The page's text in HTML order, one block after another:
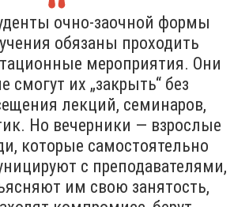
очно-заочной формы
обязаны проходить
мероприятия. Они
смогут их „закрыть“ без
лекций, семинаров,
Но вечерники — взрослые
которые самостоятельно
с преподавателями,
им свою занятость,